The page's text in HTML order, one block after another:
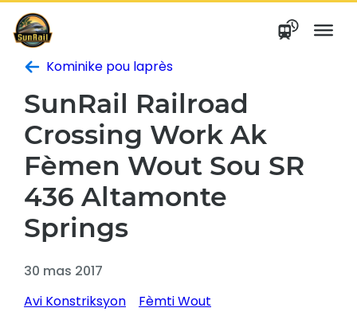
Ale
nan
kontni
Kominike pou laprès
SunRail Railroad
Crossing Work Ak
Fèmen Wout Sou SR
436 Altamonte
Springs
30 mas 2017
Avi Konstriksyon
Fèmti Wout